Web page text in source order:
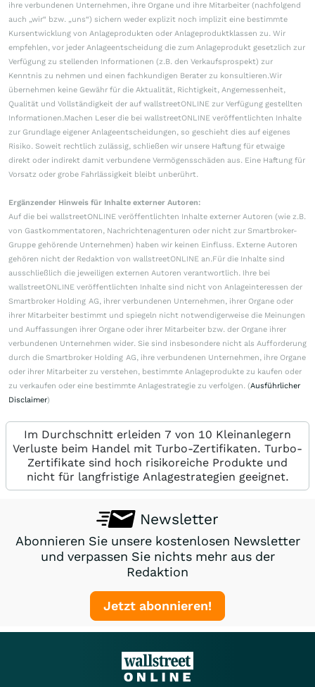
ihre verbundenen Unternehmen, ihre Organe und ihre Mitarbeiter (nachfolgend
auch „wir“ bzw. „uns“) sichern weder explizit noch implizit eine bestimmte
Kursentwicklung von Anlageprodukten oder Anlageproduktklassen zu. Wir
empfehlen, vor jeder Anlageentscheidung die zum Anlageprodukt gesetzlich zur
Verfügung zu stellenden Informationen (z.B. den Verkaufsprospekt) zur
Kenntnis zu nehmen und einen fachkundigen Berater zu konsultieren.Wir
übernehmen keine Gewähr für die Aktualität, Richtigkeit, Angemessenheit,
Qualität und Vollständigkeit der auf wallstreetONLINE zur Verfügung gestellten
Informationen.Machen Leser die bei wallstreetONLINE veröffentlichten Inhalte
zur Grundlage eigener Anlageentscheidungen, so geschieht dies auf eigenes
Risiko. Soweit rechtlich zulässig, schließen wir unsere Haftung für etwaige
direkt oder indirekt damit verbundene Vermögensschäden aus. Eine Haftung für
Vorsatz oder grobe Fahrlässigkeit bleibt unberührt.
Ergänzender Hinweis für Inhalte externer Autoren:
Auf die bei wallstreetONLINE veröffentlichten Inhalte externer Autoren (wie z.B.
von Gastkommentatoren, Nachrichtenagenturen oder nicht zur Smartbroker-
Gruppe gehörende Unternehmen) haben wir keinen Einfluss. Externe Autoren
gehören nicht der Redaktion von wallstreetONLINE an.Für die Inhalte sind
ausschließlich die jeweiligen externen Autoren verantwortlich. Ihre bei
wallstreetONLINE veröffentlichten Inhalte sind nicht von Anlageinteressen der
Smartbroker Holding AG, ihrer verbundenen Unternehmen, ihrer Organe oder
ihrer Mitarbeiter bestimmt und spiegeln nicht notwendigerweise die Meinungen
und Auffassungen ihrer Organe oder ihrer Mitarbeiter bzw. der Organe ihrer
verbundenen Unternehmen wider. Sie sind insbesondere nicht als Aufforderung
durch die Smartbroker Holding AG, ihre verbundenen Unternehmen, ihre Organe
oder ihrer Mitarbeiter zu verstehen, bestimmte Anlageprodukte zu kaufen oder
zu verkaufen oder eine bestimmte Anlagestrategie zu verfolgen. (Ausführlicher
Disclaimer)
Im Durchschnitt erleiden 7 von 10 Kleinanlegern
Verluste beim Handel mit Turbo-Zertifikaten. Turbo-
Zertifikate sind hoch risikoreiche Produkte und
nicht für langfristige Anlagestrategien geeignet.
Newsletter
Abonnieren Sie unsere kostenlosen Newsletter
und verpassen Sie nichts mehr aus der
Redaktion
Jetzt abonnieren!